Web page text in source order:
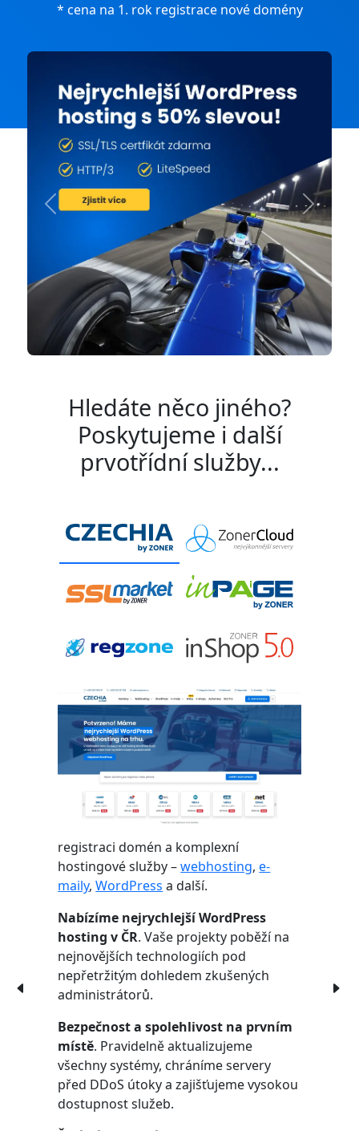
* cena na 1. rok registrace nové domény
Previous Next
Hledáte něco jiného?
Poskytujeme i další
prvotřídní služby...
registraci domén a komplexní
hostingové služby –webhosting,e-
maily,WordPress a další.
Nabízíme nejrychlejší WordPress
hosting v ČR. Vaše projekty poběží na
nejnovějších technologiích pod
nepřetržitým dohledem zkušených
administrátorů.
Bezpečnost a spolehlivost na prvním
místě. Pravidelně aktualizujeme
všechny systémy, chráníme servery
před DDoS útoky a zajišťujeme vysokou
dostupnost služeb.